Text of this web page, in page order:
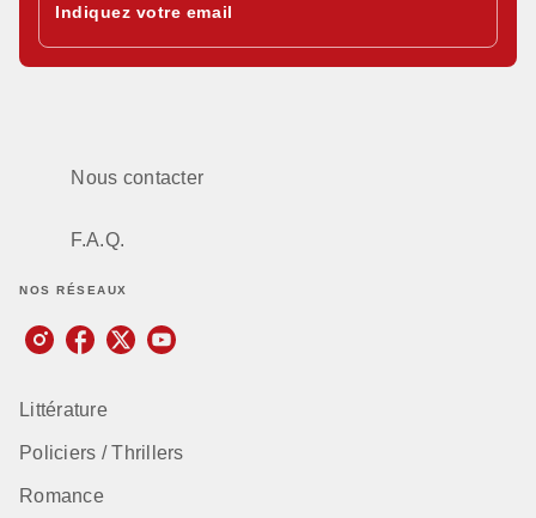
Indiquez votre email
Nous contacter
F.A.Q.
NOS RÉSEAUX
Littérature
Policiers / Thrillers
Romance